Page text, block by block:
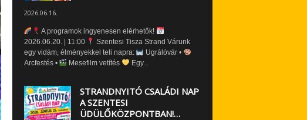
2026.06.16.
A programok ingyenesen elérhetők!
2026.06.20. | 11:00
Szentesi Tisza Strand Várunk
egy vidám, élményekkel teli napra:
Ugrálóvár •
Arcfestés •
Mesefilm vetítés Egy...
STRANDNYITÓ CSALÁDI NAP
A SZENTESI
ÜDÜLŐKÖZPONTBAN!…